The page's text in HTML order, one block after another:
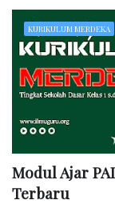
KURIKULUM MERDEKA
Modul Ajar
Terbaru